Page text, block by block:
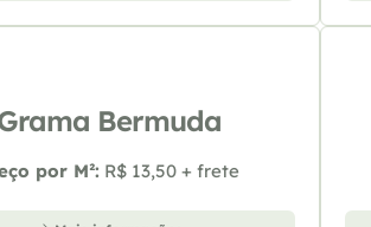
Bermuda
por M²: R$ 13,50 + frete